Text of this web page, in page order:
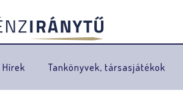
Hírek Tankönyvek, társasjátékok